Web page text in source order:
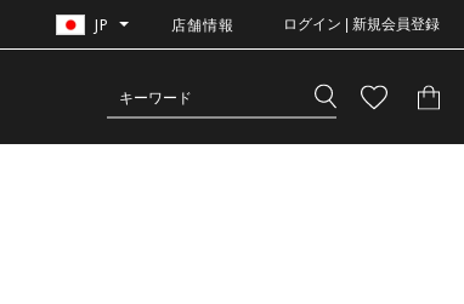
JP 店舗情報 ログイン | 新規会員登録